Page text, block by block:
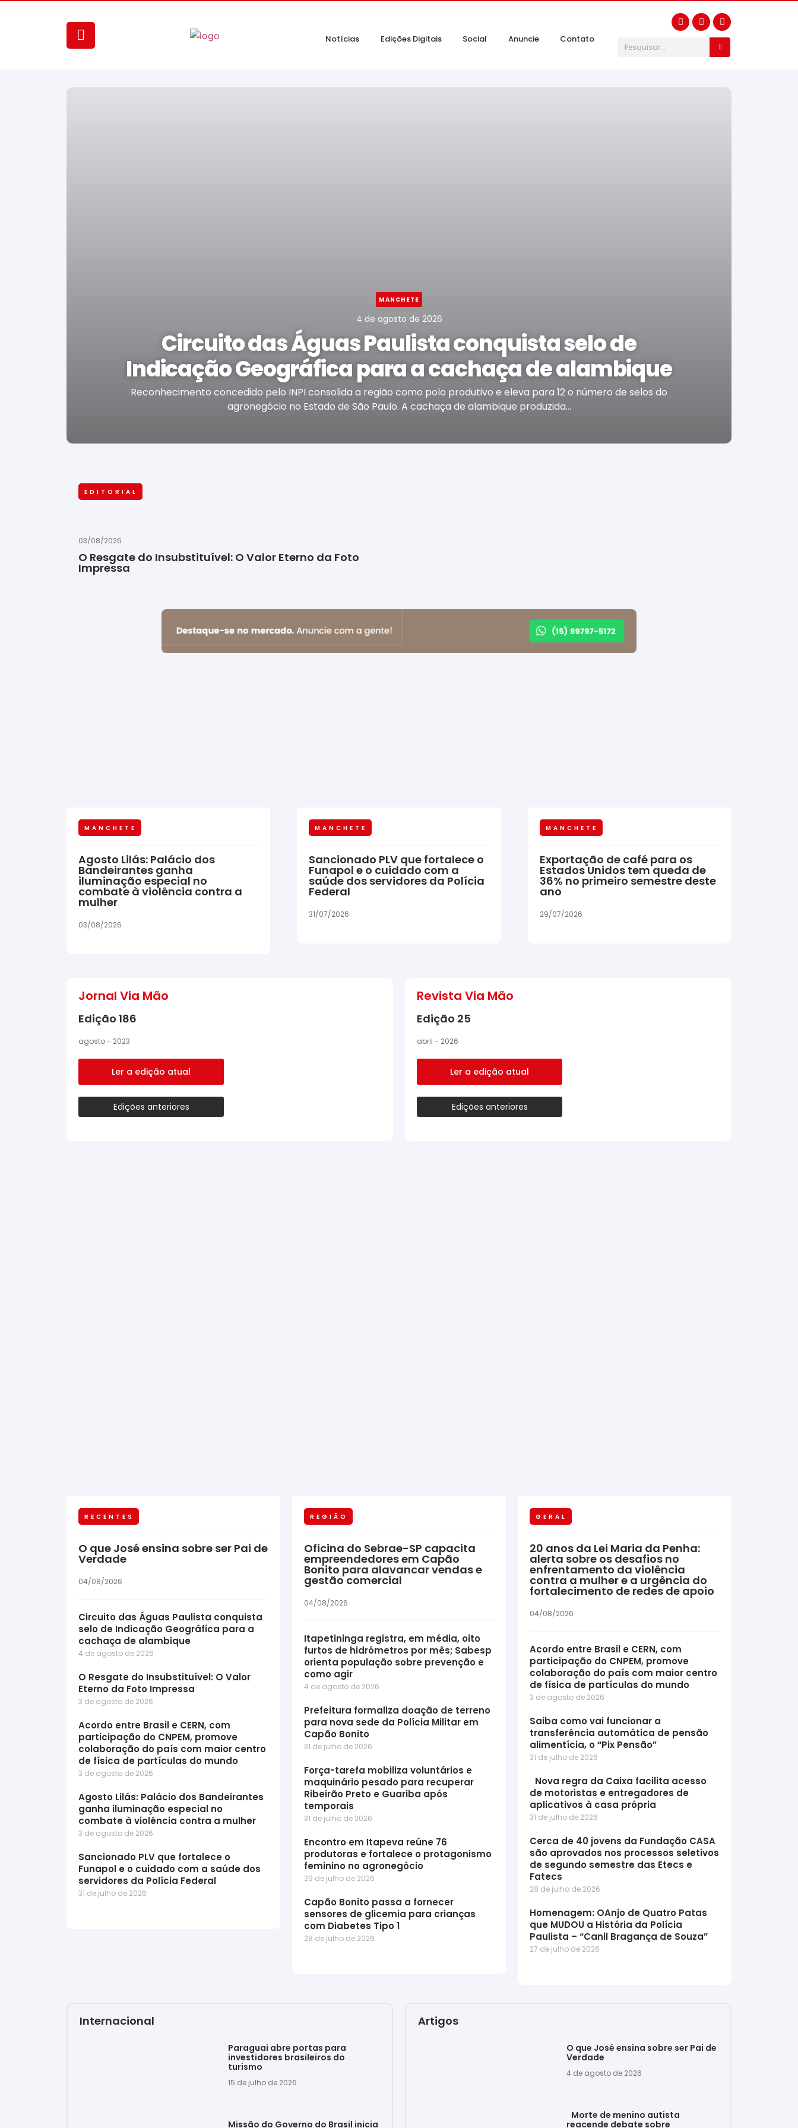
Notícias Edições Digitais Social Anuncie Contato
MANCHETE
4 de agosto de 2026
Circuito das Águas Paulista conquista selo de
Indicação Geográfica para a cachaça de alambique
Reconhecimento concedido pelo INPI consolida a região como polo produtivo e eleva para 12 o número de selos do
agronegócio no Estado de São Paulo. A cachaça de alambique produzida...
EDITORIAL
03/08/2026
O Resgate do Insubstituível: O Valor Eterno da Foto
Impressa
MANCHETE
Agosto Lilás: Palácio dos
Bandeirantes ganha
iluminação especial no
combate à violência contra a
mulher
03/08/2026
MANCHETE
Sancionado PLV que fortalece o
Funapol e o cuidado com a
saúde dos servidores da Polícia
Federal
31/07/2026
MANCHETE
Exportação de café para os
Estados Unidos tem queda de
36% no primeiro semestre deste
ano
29/07/2026
Jornal Via Mão
Edição 186
agosto - 2023
Ler a edição atual
Edições anteriores
Revista Via Mão
Edição 25
abril - 2026
Ler a edição atual
Edições anteriores
RECENTES
O que José ensina sobre ser Pai de
Verdade
04/08/2026
Circuito das Águas Paulista conquista
selo de Indicação Geográfica para a
cachaça de alambique
4 de agosto de 2026
O Resgate do Insubstituível: O Valor
Eterno da Foto Impressa
3 de agosto de 2026
Acordo entre Brasil e CERN, com
participação do CNPEM, promove
colaboração do país com maior centro
de física de partículas do mundo
3 de agosto de 2026
Agosto Lilás: Palácio dos Bandeirantes
ganha iluminação especial no
combate à violência contra a mulher
3 de agosto de 2026
Sancionado PLV que fortalece o
Funapol e o cuidado com a saúde dos
servidores da Polícia Federal
31 de julho de 2026
REGIÃO
Oficina do Sebrae-SP capacita
empreendedores em Capão
Bonito para alavancar vendas e
gestão comercial
04/08/2026
Itapetininga registra, em média, oito
furtos de hidrômetros por mês; Sabesp
orienta população sobre prevenção e
como agir
4 de agosto de 2026
Prefeitura formaliza doação de terreno
para nova sede da Polícia Militar em
Capão Bonito
31 de julho de 2026
Força-tarefa mobiliza voluntários e
maquinário pesado para recuperar
Ribeirão Preto e Guariba após
temporais
31 de julho de 2026
Encontro em Itapeva reúne 76
produtoras e fortalece o protagonismo
feminino no agronegócio
29 de julho de 2026
Capão Bonito passa a fornecer
sensores de glicemia para crianças
com Diabetes Tipo 1
28 de julho de 2026
GERAL
20 anos da Lei Maria da Penha:
alerta sobre os desafios no
enfrentamento da violência
contra a mulher e a urgência do
fortalecimento de redes de apoio
04/08/2026
Acordo entre Brasil e CERN, com
participação do CNPEM, promove
colaboração do país com maior centro
de física de partículas do mundo
3 de agosto de 2026
Saiba como vai funcionar a
transferência automática de pensão
alimentícia, o “Pix Pensão”
31 de julho de 2026
Nova regra da Caixa facilita acesso
de motoristas e entregadores de
aplicativos à casa própria
31 de julho de 2026
Cerca de 40 jovens da Fundação CASA
são aprovados nos processos seletivos
de segundo semestre das Etecs e
Fatecs
28 de julho de 2026
Homenagem: OAnjo de Quatro Patas
que MUDOU a História da Polícia
Paulista – “Canil Bragança de Souza”
27 de julho de 2026
Internacional
Paraguai abre portas para
investidores brasileiros do
turismo
15 de julho de 2026
Missão do Governo do Brasil inicia
Artigos
O que José ensina sobre ser Pai de
Verdade
4 de agosto de 2026
Morte de menino autista
reacende debate sobre